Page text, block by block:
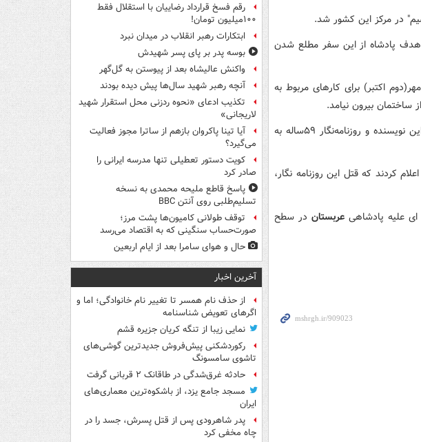
در مرکز این کشور شد.
هدف پادشاه از این سفر مطلع شدن
جمال خاشقجی نویسنده ۵۹ساله سعودی روز سه‌شنبه ۱۰ مهر(دوم اکتبر) برای کارهای مربوط به
ساختمان بیرون نیامد.
مقامات سعودی پس از حدود سه هفته اعتراف کردند که این نویسنده و روزنامه‌نگار ۵۹ساله به
کردند که قتل این روزنامه نگار،
علیه پادشاهی عربستان در سطح
رقم فسخ قرارداد رضاییان با استقلال فقط
۱۰۰میلیون تومان!
ابتکارات رهبر انقلاب در میدان نبرد
بوسه‌ پدر بر پای پسر شهیدش
واکنش عالیشاه بعد از پیوستن به گل‌گهر
آنچه رهبر شهید سال‌ها پیش دیده بودند
تکذیب ادعای «نحوه ردزنی محل استقرار شهید
لاریجانی»
آیا تینا پاکروان بازهم از ساترا مجوز فعالیت
می‌گیرد؟
کویت دستور تعطیلی تنها مدرسه ایرانی را
صادر کرد
پاسخ قاطع ملیحه محمدی به نسخه
تسلیم‌طلبی روی آنتن BBC
توقف طولانی کامیون‌ها پشت مرز؛
صورت‌حساب سنگینی که به اقتصاد می‌رسد
حال و هوای سامرا بعد از ایام اربعین
آخرین اخبار
از حذف نام همسر تا تغییر نام خانوادگی؛ اما و
اگرهای تعویض شناسنامه
نمایی زیبا از تنگه کریان جزیره قشم
رکوردشکنی پیش‌فروش جدیدترین گوشی‌های
تاشوی سامسونگ
حادثه غرق‌شدگی در طاقانک ۲ قربانی گرفت
مسجد جامع یزد، از باشکوه‌ترین معماری‌های
ایران
پدر شاهرودی پس از قتل پسرش، جسد را در
چاه مخفی کرد